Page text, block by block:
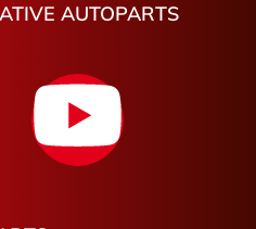
AUTOPARTS